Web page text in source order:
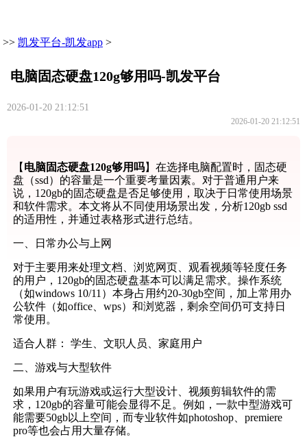
>> 凯发平台-凯发app >
电脑固态硬盘120g够用吗-凯发平台
2026-01-20 21:12:51
2026-01-20 21:12:51
【 电脑固态硬盘120g够用吗】在选择电脑配置时，固态硬
盘（ssd）的容量是一个重要考量因素。对于普通用户来
说，120gb的固态硬盘是否足够使用，取决于日常使用场景
和软件需求。本文将从不同使用场景出发，分析120gb ssd
的适用性，并通过表格形式进行总结。
一、日常办公与上网
对于主要用来处理文档、浏览网页、观看视频等轻度任务
的用户，120gb的固态硬盘基本可以满足需求。操作系统
（如windows 10/11）本身占用约20-30gb空间，加上常用办
公软件（如office、wps）和浏览器，剩余空间仍可支持日
常使用。
适合人群： 学生、文职人员、家庭用户
二、游戏与大型软件
如果用户有玩游戏或运行大型设计、视频剪辑软件的需
求，120gb的容量可能会显得不足。例如，一款中型游戏可
能需要50gb以上空间，而专业软件如photoshop、premiere
pro等也会占用大量存储。